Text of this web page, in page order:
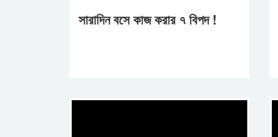
সারাদিন বসে কাজ করার ৭ বিপদ !